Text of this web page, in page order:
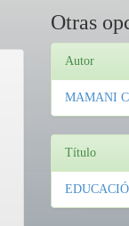
Otras
Autor
MAMANI
Título